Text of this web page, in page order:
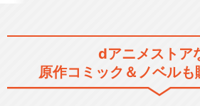
dアニメストア
原作コミック＆ノベルも